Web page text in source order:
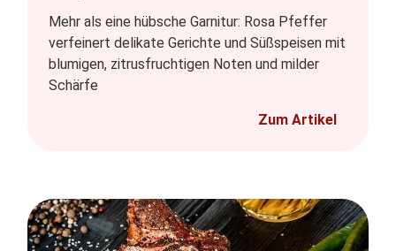
Mehr als eine hübsche Garnitur: Rosa Pfeffer
verfeinert delikate Gerichte und Süßspeisen mit
blumigen, zitrusfruchtigen Noten und milder
Schärfe
Zum Artikel